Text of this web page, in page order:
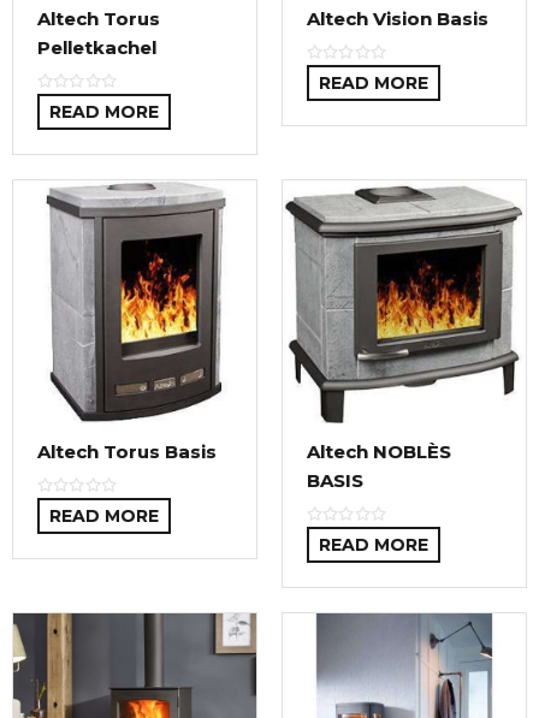
Altech Torus
Pelletkachel
READ MORE
Altech Vision Basis
READ MORE
Altech Torus Basis
READ MORE
Altech NOBLÈS
BASIS
READ MORE